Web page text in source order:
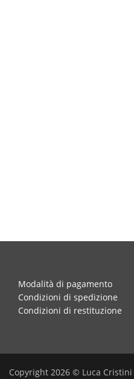
Modalità di pagamento
Condizioni di spedizione
Condizioni di restituzione
Copyright 2026 © Luca